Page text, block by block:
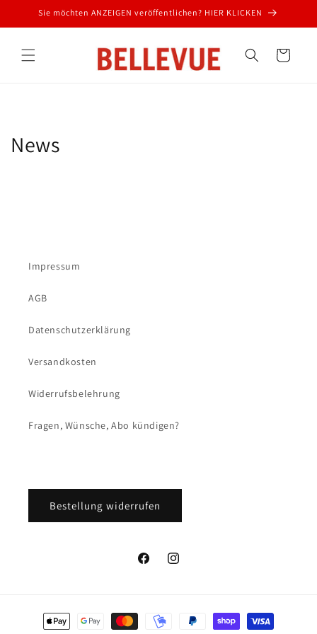
zum
Inhalt
Sie möchten ANZEIGEN veröffentlichen? HIER KLICKEN
Warenkorb
News
Impressum
AGB
Datenschutzerklärung
Versandkosten
Widerrufsbelehrung
Fragen, Wünsche, Abo kündigen?
Bestellung widerrufen
FacebookInstagram
Zahlungsmethoden